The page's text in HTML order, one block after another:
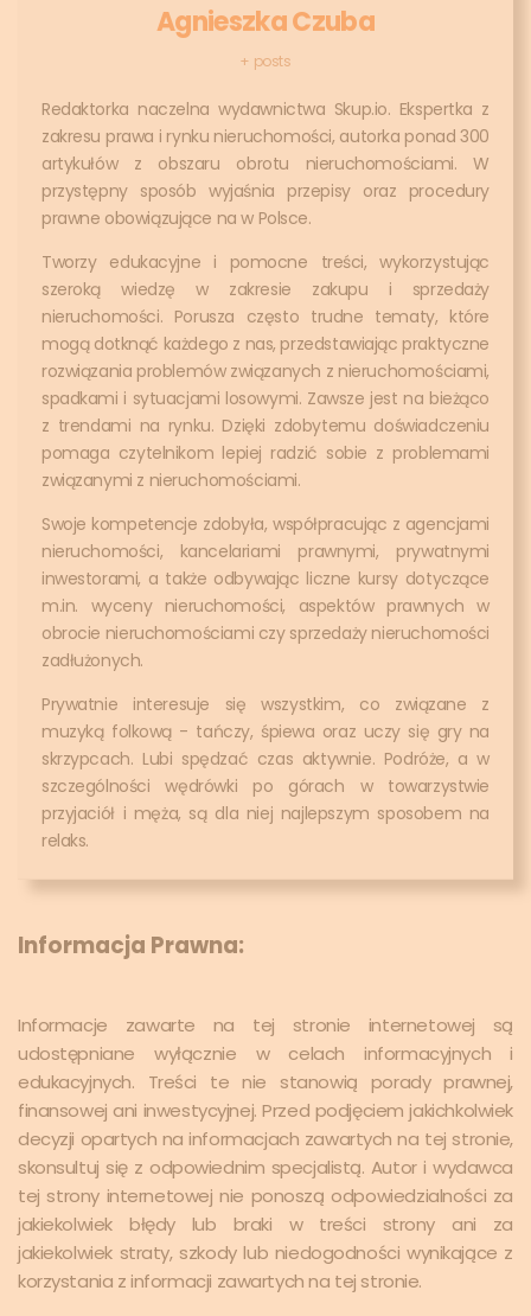
Agnieszka Czuba
+ posts
Redaktorka naczelna wydawnictwa Skup.io. Ekspertka z
zakresu prawa i rynku nieruchomości, autorka ponad 300
artykułów z obszaru obrotu nieruchomościami. W
przystępny sposób wyjaśnia przepisy oraz procedury
prawne obowiązujące na w Polsce.
Tworzy edukacyjne i pomocne treści, wykorzystując
szeroką wiedzę w zakresie zakupu i sprzedaży
nieruchomości. Porusza często trudne tematy, które
mogą dotknąć każdego z nas, przedstawiając praktyczne
rozwiązania problemów związanych z nieruchomościami,
spadkami i sytuacjami losowymi. Zawsze jest na bieżąco
z trendami na rynku. Dzięki zdobytemu doświadczeniu
pomaga czytelnikom lepiej radzić sobie z problemami
związanymi z nieruchomościami.
Swoje kompetencje zdobyła, współpracując z agencjami
nieruchomości, kancelariami prawnymi, prywatnymi
inwestorami, a także odbywając liczne kursy dotyczące
m.in. wyceny nieruchomości, aspektów prawnych w
obrocie nieruchomościami czy sprzedaży nieruchomości
zadłużonych.
Prywatnie interesuje się wszystkim, co związane z
muzyką folkową - tańczy, śpiewa oraz uczy się gry na
skrzypcach. Lubi spędzać czas aktywnie. Podróże, a w
szczególności wędrówki po górach w towarzystwie
przyjaciół i męża, są dla niej najlepszym sposobem na
relaks.
Informacja Prawna:
Informacje zawarte na tej stronie internetowej są
udostępniane wyłącznie w celach informacyjnych i
edukacyjnych. Treści te nie stanowią porady prawnej,
finansowej ani inwestycyjnej. Przed podjęciem jakichkolwiek
decyzji opartych na informacjach zawartych na tej stronie,
skonsultuj się z odpowiednim specjalistą. Autor i wydawca
tej strony internetowej nie ponoszą odpowiedzialności za
jakiekolwiek błędy lub braki w treści strony ani za
jakiekolwiek straty, szkody lub niedogodności wynikające z
korzystania z informacji zawartych na tej stronie.